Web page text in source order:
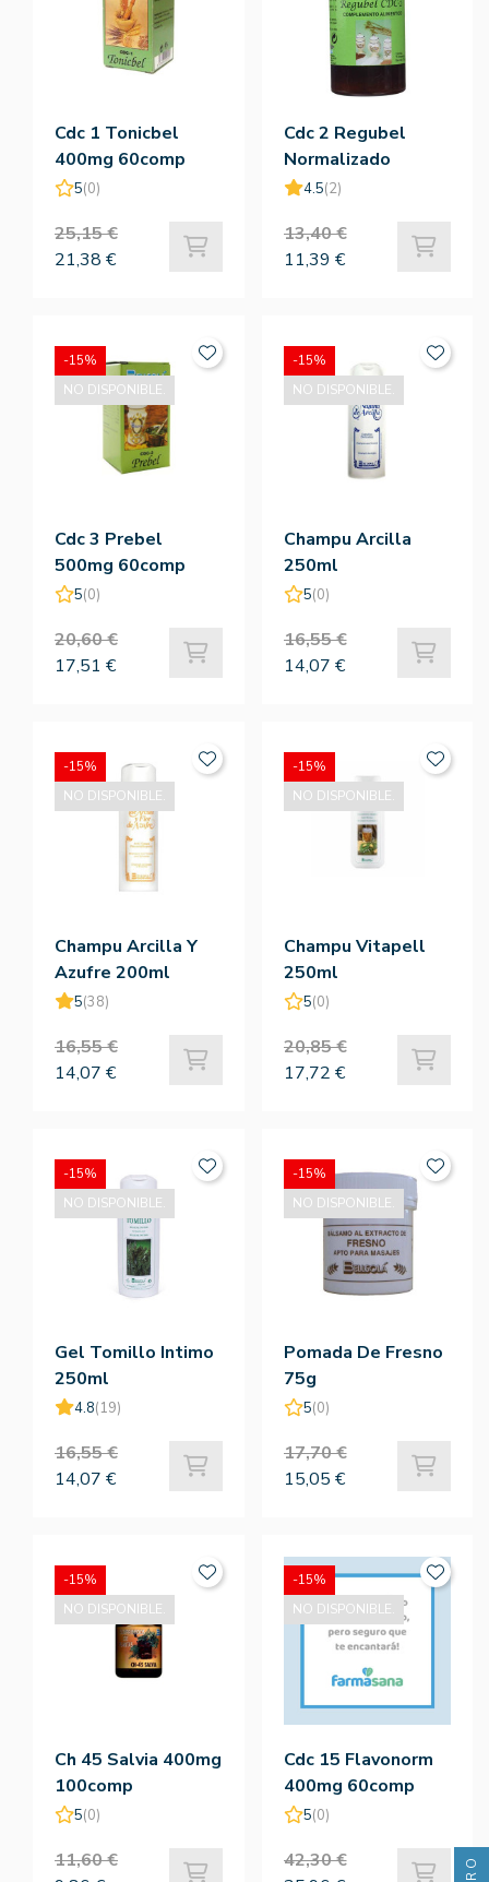
Cdc 1 Tonicbel
400mg 60comp
5(0)
25,15 €
21,38 €
Cdc 2 Regubel
Normalizado
450mg 70comp
4.5(2)
13,40 €
11,39 €
Cdc 3 Prebel
500mg 60comp
5(0)
20,60 €
17,51 €
-15%
NO DISPONIBLE.
Champu Arcilla
250ml
5(0)
16,55 €
14,07 €
-15%
NO DISPONIBLE.
Champu Arcilla Y
Azufre 200ml
5(38)
16,55 €
14,07 €
-15%
NO DISPONIBLE.
Champu Vitapell
250ml
5(0)
20,85 €
17,72 €
-15%
NO DISPONIBLE.
Gel Tomillo Intimo
250ml
4.8(19)
16,55 €
14,07 €
-15%
NO DISPONIBLE.
Pomada De Fresno
75g
5(0)
17,70 €
15,05 €
-15%
NO DISPONIBLE.
Ch 45 Salvia 400mg
100comp
5(0)
11,60 €
-15%
NO DISPONIBLE.
Cdc 15 Flavonorm
400mg 60comp
5(0)
42,30 €
-15%
NO DISPONIBLE.